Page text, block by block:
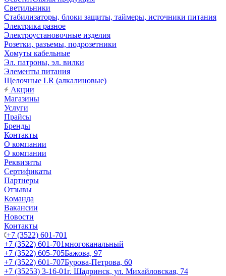
Светильники
Стабилизаторы, блоки защиты, таймеры, источники питания
Электрика разное
Электроустановочные изделия
Розетки, разъемы, подрозетники
Хомуты кабельные
Эл. патроны, эл. вилки
Элементы питания
Щелочные LR (алкалиновые)
Акции
Магазины
Услуги
Прайсы
Бренды
Контакты
О компании
О компании
Реквизиты
Сертификаты
Партнеры
Отзывы
Команда
Вакансии
Новости
Контакты
+7 (3522) 601-701
+7 (3522) 601-701многоканальный
+7 (3522) 605-705Бажова, 97
+7 (3522) 601-707Бурова-Петрова, 60
+7 (35253) 3-16-01г. Шадринск, ул. Михайловская, 74